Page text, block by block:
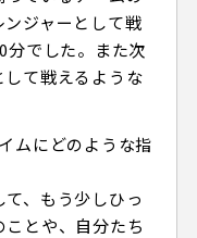
ジャーとして戦
分でした。また次
て戦えるような
ムにどのような指
て、もう少しひっ
とや、自分たち